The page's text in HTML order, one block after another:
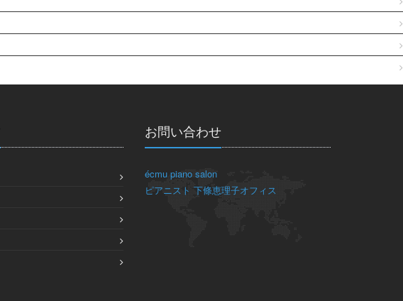
お問い合わせ
écmu piano salon
ピアニスト 下條恵理子オフィス